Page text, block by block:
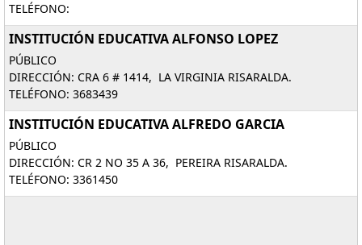
TELÉFONO:
INSTITUCIÓN EDUCATIVA ALFONSO LOPEZ
PÚBLICO
DIRECCIÓN: CRA 6 # 1414, LA VIRGINIA RISARALDA.
TELÉFONO: 3683439
INSTITUCIÓN EDUCATIVA ALFREDO GARCIA
PÚBLICO
DIRECCIÓN: CR 2 NO 35 A 36, PEREIRA RISARALDA.
TELÉFONO: 3361450